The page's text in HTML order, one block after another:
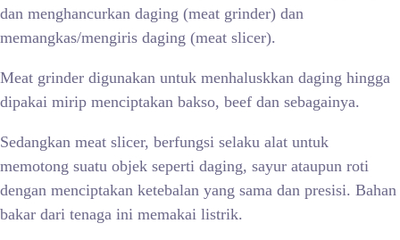
dan menghancurkan daging (meat grinder) dan
memangkas/mengiris daging (meat slicer).
Meat grinder digunakan untuk menhaluskkan daging hingga
dipakai mirip menciptakan bakso, beef dan sebagainya.
Sedangkan meat slicer, berfungsi selaku alat untuk
memotong suatu objek seperti daging, sayur ataupun roti
dengan menciptakan ketebalan yang sama dan presisi. Bahan
bakar dari tenaga ini memakai listrik.